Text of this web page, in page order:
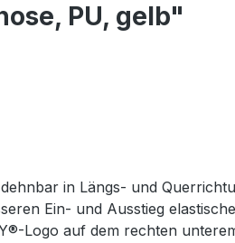
PU, gelb"
in Längs- und
Ein- und Ausstieg
Logo auf dem rechten